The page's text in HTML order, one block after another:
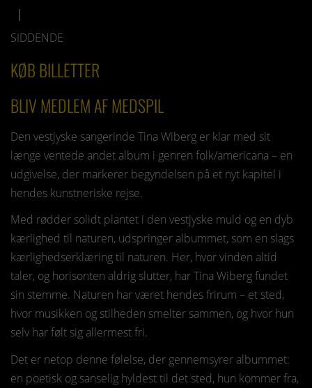
SIDDENDE
KØB BILLETTER
BLIV MEDLEM AF MEDSPIL
Den vestjyske sangerinde Tina Wiberg er klar med sit
længe ventede andet album i genren folk/americana – en
udgivelse, der markerer begyndelsen på et nyt kapitel i
hendes kunstneriske rejse.
Med rødder solidt plantet i den vestjyske muld og en dyb
kærlighed til naturen, udspringer albummet, som en slags
kærlighedserklæring til naturen. Her, hvor vinden altid
taler, og horisonten aldrig slutter, har Tina Wiberg fundet
sin stemme. Naturen har været hendes frirum – et sted,
hvor musikken og stilheden smelter sammen, og hvor hun
selv har følt sig allermest fri.
Det er netop denne følelse, der gennemsyrer albummet:
en poetisk og sanselig hyldest til det sted, hun kommer fra,